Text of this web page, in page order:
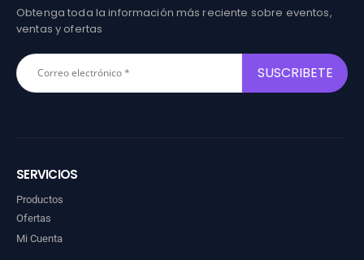
Obtenga toda la información más reciente sobre eventos,
ventas y ofertas
SERVICIOS
Productos
Ofertas
Mi Cuenta